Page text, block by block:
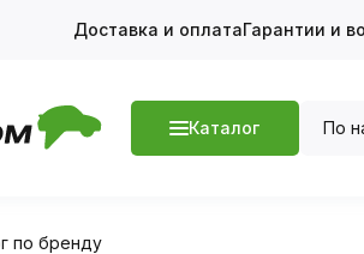
Доставка и оплатаГарантии и
Каталог По
по бренду